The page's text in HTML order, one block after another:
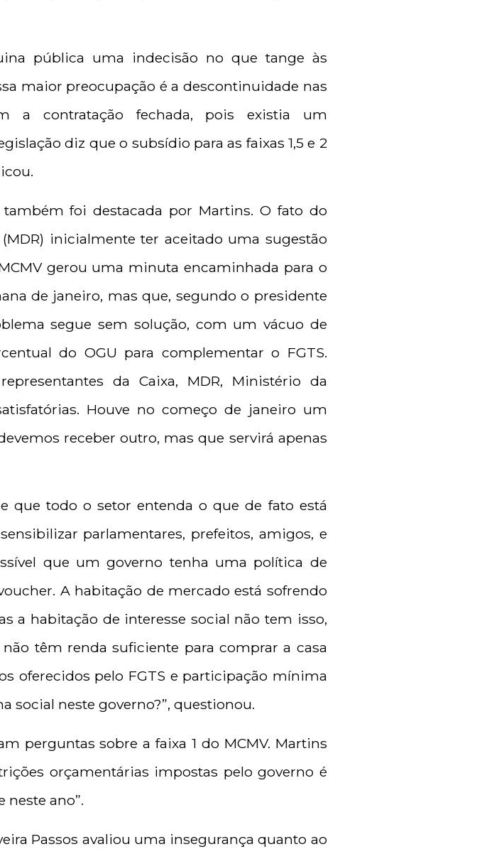
pública uma indecisão no que tange às
maior preocupação é a descontinuidade nas
a contratação fechada, pois existia um
diz que o subsídio para as faixas 1,5 e 2
foi destacada por Martins. O fato do
inicialmente ter aceitado uma sugestão
gerou uma minuta encaminhada para o
de janeiro, mas que, segundo o presidente
segue sem solução, com um vácuo de
do OGU para complementar o FGTS.
da Caixa, MDR, Ministério da
Houve no começo de janeiro um
receber outro, mas que servirá apenas
que todo o setor entenda o que de fato está
parlamentares, prefeitos, amigos, e
que um governo tenha uma política de
A habitação de mercado está sofrendo
a habitação de interesse social não tem isso,
têm renda suficiente para comprar a casa
oferecidos pelo FGTS e participação mínima
social neste governo?”, questionou.
perguntas sobre a faixa 1 do MCMV. Martins
orçamentárias impostas pelo governo é
neste ano”.
Passos avaliou uma insegurança quanto ao